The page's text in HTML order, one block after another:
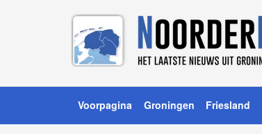
Voorpagina Groningen Friesland